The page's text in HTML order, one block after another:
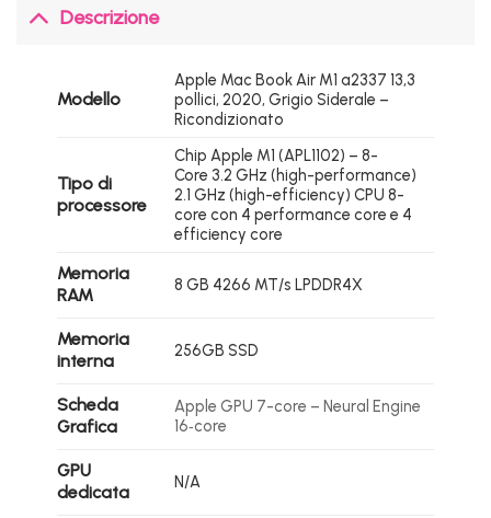
Descrizione
Modello
Apple Mac Book Air M1 a2337 13,3
pollici, 2020, Grigio Siderale –
Ricondizionato
Tipo di
processore
Chip Apple M1 (APL1102) – 8-
Core 3.2 GHz (high-performance)
2.1 GHz (high-efficiency) CPU 8-
core con 4 performance core e 4
efficiency core
Memoria
RAM
8 GB 4266 MT/s LPDDR4X
Memoria
interna
256GB SSD
Scheda
Grafica
Apple GPU 7-core – Neural Engine
16‑core
GPU
dedicata
N/A